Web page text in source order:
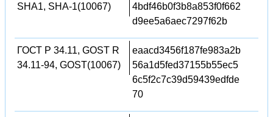
SHA1, SHA-1(10067)
4bdf46b0f3b8a853f0f662
d9ee5a6aec7297f62b
ГОСТ Р 34.11, GOST R
34.11-94, GOST(10067)
eaacd3456f187fe983a2b
56a1d5fed37155b55ec5
6c5f2c7c39d59439edfde
70